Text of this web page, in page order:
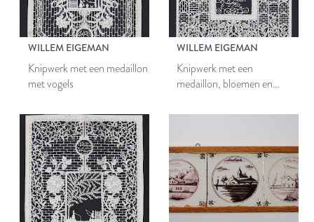
WILLEM EIGEMAN
Knipwerk met een medaillon
met vogels
WILLEM EIGEMAN
Knipwerk met een
medaillon, bloemen en